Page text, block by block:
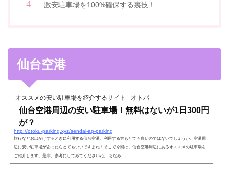
激安駐車場を100%確保する裏技！
仙台空港
オススメの安い駐車場を紹介するサイト - オトパ
仙台空港周辺の安い駐車場！無料はないが1日300円
が？
http://otoku-parking.xyz/sendai-ap-parking
旅行などお出かけするときに利用する仙台空港。利用する方もとても多いのではないでしょうか。空港周
辺に安い駐車場があったらとてもいいですよね！そこで今回は、仙台空港周辺にあるオススメの駐車場を
ご紹介します。是非、参考にしてみてくださいね。 ちなみ...